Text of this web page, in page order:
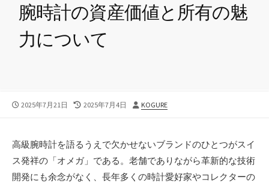
腕時計の資産価値と所有の魅
力について
公
2025年7月21日
最
新
日
2025年7月4日
投
KOGURE
高級腕時計を語るうえで欠かせないブランドのひとつがスイ
ス発祥の「オメガ」である。 老舗でありながら革新的な技術
開発にも余念がなく、長年多くの時計愛好家やコレクターの